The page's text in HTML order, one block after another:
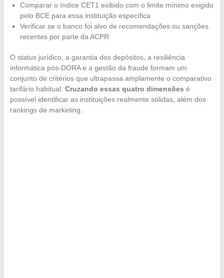
Comparar o índice CET1 exibido com o limite mínimo exigido
pelo BCE para essa instituição específica
Verificar se o banco foi alvo de recomendações ou sanções
recentes por parte da ACPR
O status jurídico, a garantia dos depósitos, a resiliência
informática pós-DORA e a gestão da fraude formam um
conjunto de critérios que ultrapassa amplamente o comparativo
tarifário habitual. Cruzando essas quatro dimensões é
possível identificar as instituições realmente sólidas, além dos
rankings de marketing.